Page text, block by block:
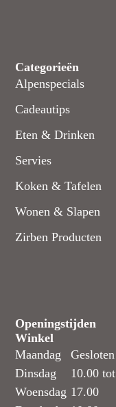
Categorieën
Alpenspecials
Cadeautips
Eten & Drinken
Servies
Koken & Tafelen
Wonen & Slapen
Zirben Producten
Openingstijden
Winkel
Maandag
Dinsdag
Woensdag
Gesloten
10.00 tot
17.00